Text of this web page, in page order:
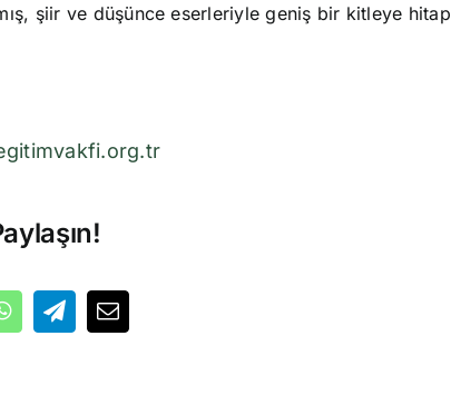
şiir ve düşünce eserleriyle geniş bir kitleye hitap